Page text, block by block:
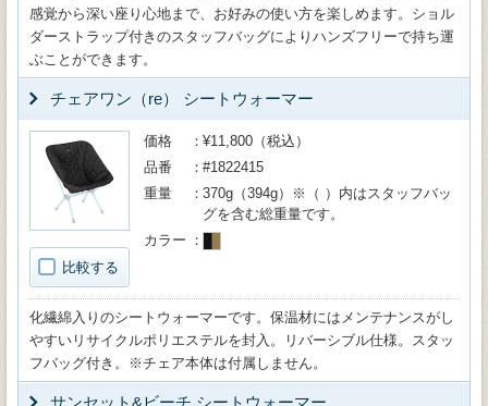
感覚から深い座り心地まで、お好みの使い方を楽しめます。ショル
ダーストラップ付きのスタッフバッグによりハンズフリーで持ち運
ぶことができます。
チェアワン（re） シートウォーマー
比較する
価格
¥11,800（税込）
品番
#1822415
重量
370g（394g）※（ ）内はスタッフバッ
グを含む総重量です。
カラー
化繊綿入りのシートウォーマーです。保温材にはメンテナンスがし
やすいリサイクルポリエステルを封入。リバーシブル仕様。スタッ
フバッグ付き。※チェア本体は付属しません。
サンセット&ビーチ シートウォーマー